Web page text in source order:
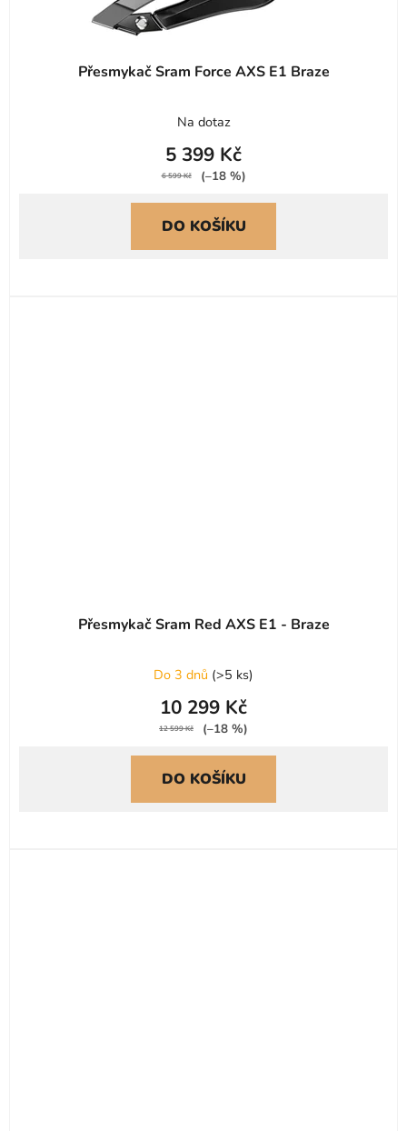
Přesmykač Sram Force AXS E1 Braze
Na dotaz
5 399 Kč
6 599 Kč (–18 %)
DO KOŠÍKU
Přesmykač Sram Red AXS E1 - Braze
Do 3 dnů (>5 ks)
10 299 Kč
12 599 Kč (–18 %)
DO KOŠÍKU